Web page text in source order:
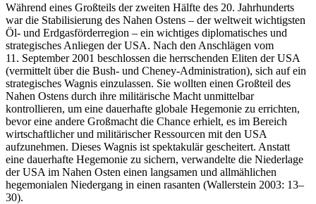
Während eines Großteils der zweiten Hälfte des 20. Jahrhunderts
war die Stabilisierung des Nahen Ostens – der weltweit wichtigsten
Öl- und Erdgasförderregion – ein wichtiges diplomatisches und
strategisches Anliegen der USA. Nach den Anschlägen vom
11. September 2001 beschlossen die herrschenden Eliten der USA
(vermittelt über die Bush- und Cheney-Administration), sich auf ein
strategisches Wagnis einzulassen. Sie wollten einen Großteil des
Nahen Ostens durch ihre militärische Macht unmittelbar
kontrollieren, um eine dauerhafte globale Hegemonie zu errichten,
bevor eine andere Großmacht die Chance erhielt, es im Bereich
wirtschaftlicher und militärischer Ressourcen mit den USA
aufzunehmen. Dieses Wagnis ist spektakulär gescheitert. Anstatt
eine dauerhafte Hegemonie zu sichern, verwandelte die Niederlage
der USA im Nahen Osten einen langsamen und allmählichen
hegemonialen Niedergang in einen rasanten (Wallerstein 2003: 13–
30).